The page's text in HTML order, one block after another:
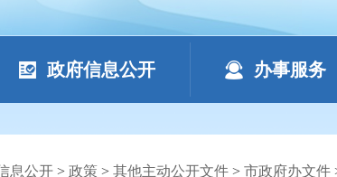
政府信息公开 办事服务
息公开 > 政策 > 其他主动公开文件 > 市政府办文件